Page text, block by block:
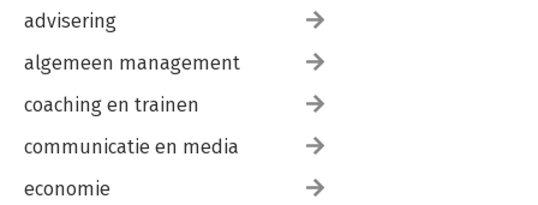
advisering
algemeen management
coaching en trainen
communicatie en media
economie